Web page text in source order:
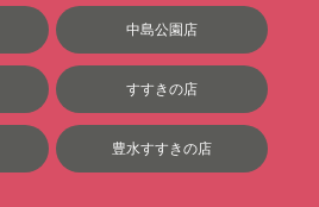
中島公園店
すすきの店
豊水すすきの店